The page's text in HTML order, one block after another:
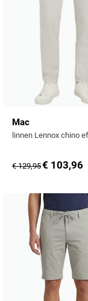
Mac
€ 129,95€ 103,96